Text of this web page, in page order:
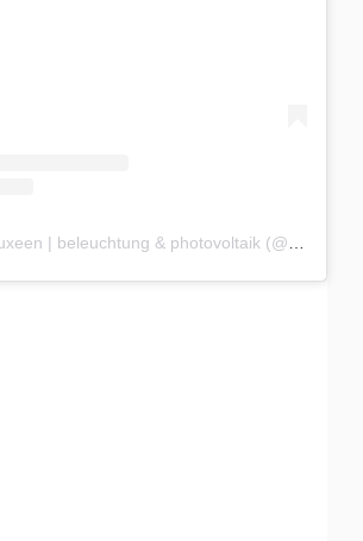
A post shared by luxeen | beleuchtung & photovoltaik (@lux.een)